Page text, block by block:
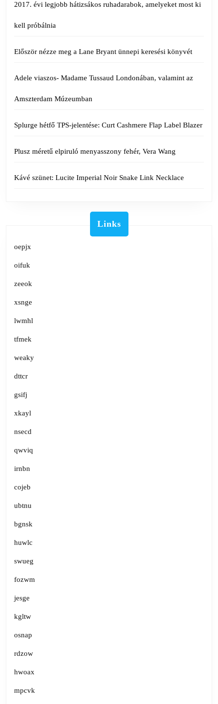
2017. évi legjobb hátizsákos ruhadarabok, amelyeket most ki
kell próbálnia
Először nézze meg a Lane Bryant ünnepi keresési könyvét
Adele viaszos- Madame Tussaud Londonában, valamint az
Amszterdam Múzeumban
Splurge hétfő TPS-jelentése: Curt Cashmere Flap Label Blazer
Plusz méretű elpiruló menyasszony fehér, Vera Wang
Kávé szünet: Lucite Imperial Noir Snake Link Necklace
Links
oepjx
oifuk
zeeok
xsnge
lwmhl
tfmek
weaky
dttcr
gsifj
xkayl
nsecd
qwviq
irnbn
cojeb
ubtnu
bgnsk
huwlc
swueg
fozwm
jesge
kgltw
osnap
rdzow
hwoax
mpcvk